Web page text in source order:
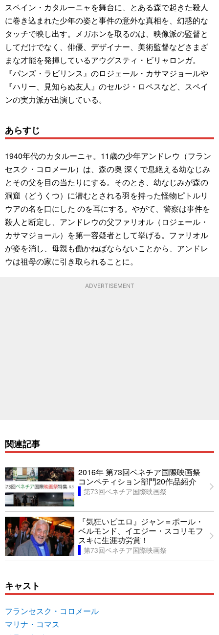
スペイン・カタルーニャを舞台に、とある森で起きた殺人
に巻き込まれた少年の姿と事件の意外な真相を、幻惑的な
タッチで映し出す。メガホンを取るのは、映像派の監督と
してだけでなく、俳優、デザイナー、美術監督などさまざ
まな才能を発揮しているアウグスティ・ビリャロンガ。
『パンズ・ラビリンス』のロジェール・カサマジョールや
『ハリー、見知らぬ友人』のセルジ・ロペスなど、スペイ
ンの実力派が出演している。
あらすじ
1940年代のカタルーニャ。11歳の少年アンドレウ（フラン
セスク・コロメール）は、森の奥 深くで息絶える幼なじみ
とその父を目の当たりにする。そのとき、幼なじみが森の
洞窟（どうくつ）に潜むとされる羽を持った怪物ピトルリ
ウアの名を口にした のを耳にする。やがて、警察は事件を
殺人と断定し、アンドレウの父ファリオル（ロジェール・
カサマジョール）を第一容疑者として挙げる。ファリオル
が姿を消し、母親も働かねばならないことから、アンドレ
ウは祖母の家に引き取られることに。
ADVERTISEMENT
関連記事
2016年 第73回ベネチア国際映画祭
コンペティション部門20作品紹介
第73回ベネチア国際映画祭
『気狂いピエロ』ジャン＝ポール・
ベルモンド、イエジー・スコリモフ
スキに生涯功労賞！
第73回ベネチア国際映画祭
キャスト
フランセスク・コロメール
マリナ・コマス